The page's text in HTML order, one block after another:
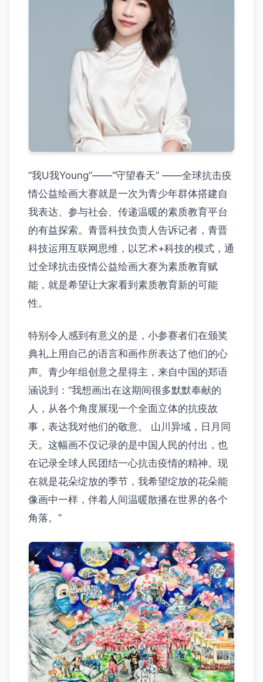
“我U我Young”——“守望春天” ——全球抗击疫
情公益绘画大赛就是一次为青少年群体搭建自
我表达、参与社会、传递温暖的素质教育平台
的有益探索。青晋科技负责人告诉记者，青晋
科技运用互联网思维，以艺术+科技的模式，通
过全球抗击疫情公益绘画大赛为素质教育赋
能，就是希望让大家看到素质教育新的可能
性。
特别令人感到有意义的是，小参赛者们在颁奖
典礼上用自己的语言和画作所表达了他们的心
声。青少年组创意之星得主，来自中国的郑语
涵说到：“我想画出在这期间很多默默奉献的
人，从各个角度展现一个全面立体的抗疫故
事，表达我对他们的敬意。 山川异域，日月同
天。这幅画不仅记录的是中国人民的付出，也
在记录全球人民团结一心抗击疫情的精神。现
在就是花朵绽放的季节，我希望绽放的花朵能
像画中一样，伴着人间温暖散播在世界的各个
角落。”